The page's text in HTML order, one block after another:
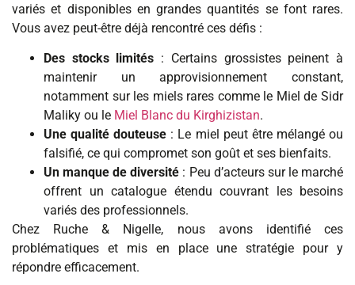
variés et disponibles en grandes quantités se font rares.
Vous avez peut-être déjà rencontré ces défis :
Des stocks limités : Certains grossistes peinent à
maintenir un approvisionnement constant,
notamment sur les miels rares comme le Miel de Sidr
Maliky ou le Miel Blanc du Kirghizistan.
Une qualité douteuse : Le miel peut être mélangé ou
falsifié, ce qui compromet son goût et ses bienfaits.
Un manque de diversité : Peu d’acteurs sur le marché
offrent un catalogue étendu couvrant les besoins
variés des professionnels.
Chez Ruche & Nigelle, nous avons identifié ces
problématiques et mis en place une stratégie pour y
répondre efficacement.